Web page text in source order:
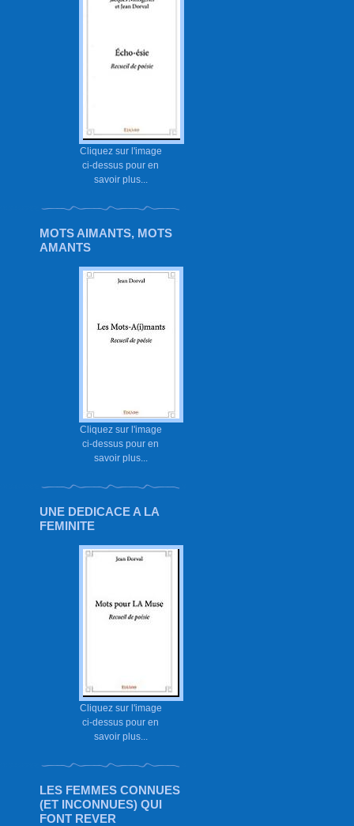
Cliquez sur l'image
ci-dessus pour en
savoir plus...
MOTS AIMANTS, MOTS
AMANTS
Cliquez sur l'image
ci-dessus pour en
savoir plus...
UNE DEDICACE A LA
FEMINITE
Cliquez sur l'image
ci-dessus pour en
savoir plus...
LES FEMMES CONNUES
(ET INCONNUES) QUI
FONT REVER